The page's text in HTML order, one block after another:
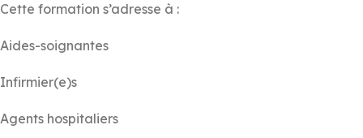
Cette formation s’adresse à :
Aides-soignantes
Infirmier(e)s
Agents hospitaliers